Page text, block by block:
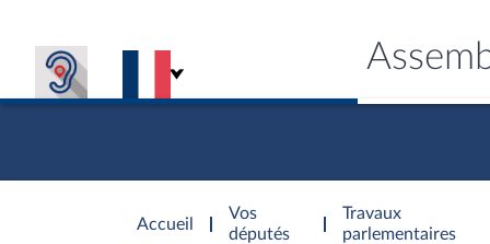
Accueil
d'accueil
Vos
députés
Travaux
parlementaires